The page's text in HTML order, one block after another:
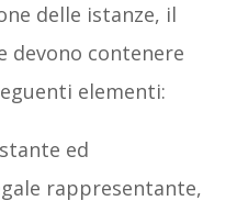
delle istanze, il
devono contenere
elementi:
ed
rappresentante,